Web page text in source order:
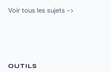
Voir tous les sujets ->
OUTILS